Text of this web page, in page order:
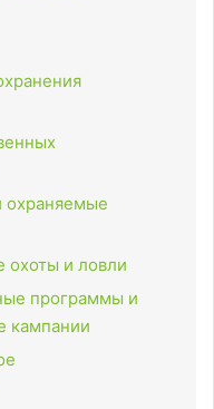
охраняемые
охоты и ловли
программы и
кампании